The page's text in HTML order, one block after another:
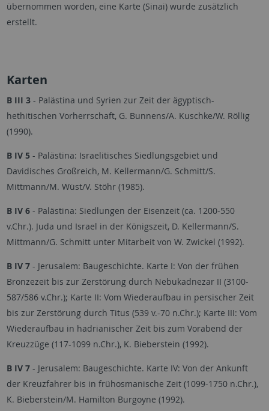
übernommen worden, eine Karte (Sinai) wurde zusätzlich
erstellt.
Karten
B III 3- Palästina und Syrien zur Zeit der ägyptisch-
hethitischen Vorherrschaft, G. Bunnens/A. Kuschke/W. Röllig
(1990).
B IV 5- Palästina: Israelitisches Siedlungsgebiet und
Davidisches Großreich, M. Kellermann/G. Schmitt/S.
Mittmann/M. Wüst/V. Stöhr (1985).
B IV 6- Palästina: Siedlungen der Eisenzeit (ca. 1200-550
v.Chr.). Juda und Israel in der Königszeit, D. Kellermann/S.
Mittmann/G. Schmitt unter Mitarbeit von W. Zwickel (1992).
B IV 7- Jerusalem: Baugeschichte. Karte I: Von der frühen
Bronzezeit bis zur Zerstörung durch Nebukadnezar II (3100-
587/586 v.Chr.); Karte II: Vom Wiederaufbau in persischer Zeit
bis zur Zerstörung durch Titus (539 v.-70 n.Chr.); Karte III: Vom
Wiederaufbau in hadrianischer Zeit bis zum Vorabend der
Kreuzzüge (117-1099 n.Chr.), K. Bieberstein (1992).
B IV 7- Jerusalem: Baugeschichte. Karte IV: Von der Ankunft
der Kreuzfahrer bis in frühosmanische Zeit (1099-1750 n.Chr.),
K. Bieberstein/M. Hamilton Burgoyne (1992).